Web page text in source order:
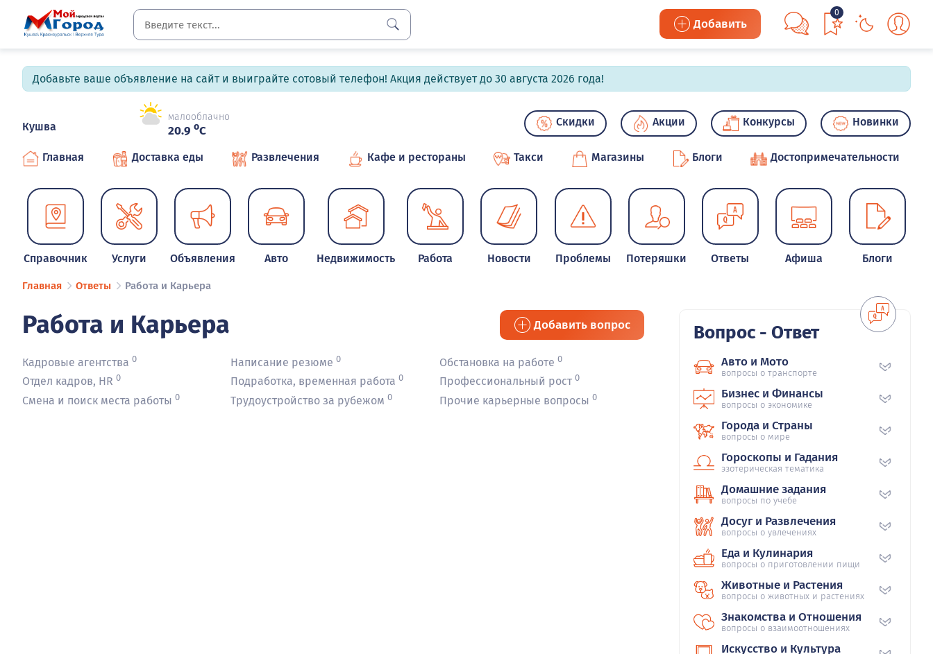
Добавить
0
Добавьте ваше объявление на сайт и выиграйте сотовый телефон! Акция действует до 30 августа 2026 года!
Кушва
малооблачно
20.9 oC
Скидки Акции Конкурсы Новинки
Главная Доставка еды Развлечения Кафе и рестораны Такси Магазины Блоги Достопримечательности
Справочник Услуги Объявления Авто Недвижимость Работа Новости Проблемы Потеряшки Ответы Афиша Блоги
Главная Ответы Работа и Карьера
Работа и Карьера Добавить вопрос
Кадровые агентства 0 Написание резюме 0 Обстановка на работе 0
Отдел кадров, HR 0 Подработка, временная работа 0 Профессиональный рост 0
Смена и поиск места работы 0 Трудоустройство за рубежом 0 Прочие карьерные вопросы 0
Вопрос - Ответ
Авто и Мото
вопросы о транспорте
Бизнес и Финансы
вопросы о экономике
Города и Страны
вопросы о мире
Гороскопы и Гадания
эзотерическая тематика
Домашние задания
вопросы по учебе
Досуг и Развлечения
вопросы о увлечениях
Еда и Кулинария
вопросы о приготовлении пищи
Животные и Растения
вопросы о животных и растениях
Знакомства и Отношения
вопросы о взаимоотношениях
Искусство и Культура